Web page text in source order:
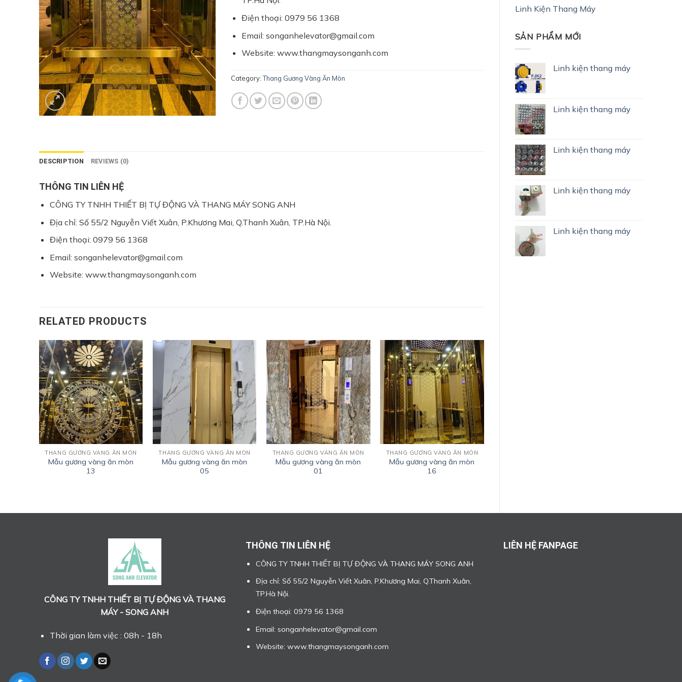
Linh Kiện Thang Máy
SẢN PHẨM MỚI
Linh kiện thang máy
Linh kiện thang máy
Linh kiện thang máy
Linh kiện thang máy
Linh kiện thang máy
Điện thoại: 0979 56 1368
Email: songanhelevator@gmail.com
Website: www.thangmaysonganh.com
Category:Thang Gương Vàng Ăn Mòn
DESCRIPTION REVIEWS (0)
THÔNG TIN LIÊN HỆ
CÔNG TY TNHH THIẾT BỊ TỰ ĐỘNG VÀ THANG MÁY SONG ANH
Địa chỉ: Số 55/2 Nguyễn Viết Xuân, P.Khương Mai, Q.Thanh Xuân, TP.Hà Nội.
Điện thoại: 0979 56 1368
Email: songanhelevator@gmail.com
Website: www.thangmaysonganh.com
RELATED PRODUCTS
THANG GƯƠNG VÀNG ĂN MÒN
Mẫu gương vàng ăn mòn
13
THANG GƯƠNG VÀNG ĂN MÒN
Mẫu gương vàng ăn mòn
05
THANG GƯƠNG VÀNG ĂN MÒN
Mẫu gương vàng ăn mòn
01
THANG GƯƠNG VÀNG ĂN MÒN
Mẫu gương vàng ăn mòn
16
CÔNG TY TNHH THIẾT BỊ TỰ ĐỘNG VÀ THANG
MÁY - SONG ANH
Thời gian làm việc : 08h - 18h
THÔNG TIN LIÊN HỆ
CÔNG TY TNHH THIẾT BỊ TỰ ĐỘNG VÀ THANG MÁY SONG ANH
Địa chỉ: Số 55/2 Nguyễn Viết Xuân, P.Khương Mai, Q.Thanh Xuân,
TP.Hà Nội.
Điện thoại: 0979 56 1368
Email: songanhelevator@gmail.com
Website: www.thangmaysonganh.com
LIÊN HỆ FANPAGE